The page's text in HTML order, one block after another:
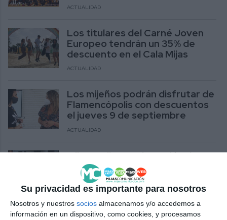
Su privacidad es importante para nosotros
Nosotros y nuestros socios almacenamos y/o accedemos a
información en un dispositivo, como cookies, y procesamos
ACTUALIDAD
Los titulares del Carné Joven
Europeo tendrán un 35% de
descuento en el Cala Mijas
ACTUALIDAD
Los mijeños podrán disfrutar de
Flamencópolis con descuentos
el jueves 9 de septiembre
ACTUALIDAD
Mijas recibe una inversión de 12
millones de euros con
descuentos que faciliten una
vivienda a los jóvenes
ACTUALIDAD